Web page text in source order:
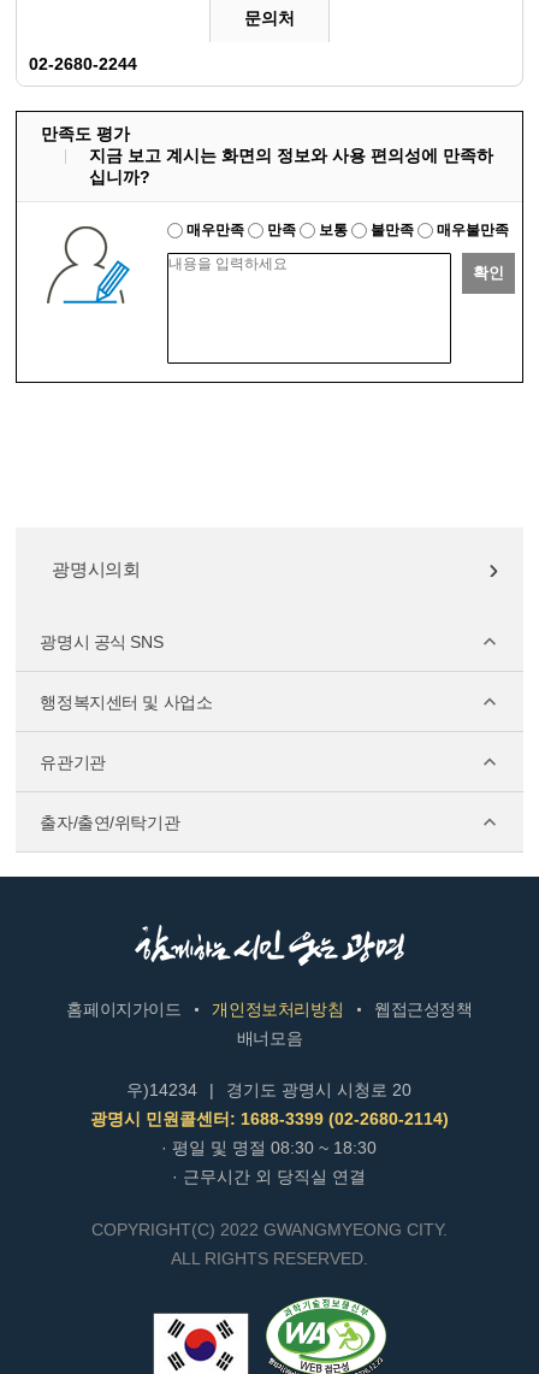
문의처
02-2680-2244
만족도 평가
지금 보고 계시는 화면의 정보와 사용 편의성에 만족하
십니까?
매우만족 만족 보통 불만족 매우불만족
확인
광명시의회
광명시 공식 SNS
행정복지센터 및 사업소
유관기관
출자/출연/위탁기관
홈페이지가이드 개인정보처리방침
웹접근성정책
배너모음
우)14234 |
경기도 광명시 시청로 20
광명시 민원콜센터: 1688-3399 (02-2680-2114)
· 평일 및 명절 08:30 ~ 18:30
· 근무시간 외 당직실 연결
COPYRIGHT(C) 2022 GWANGMYEONG CITY.
ALL RIGHTS RESERVED.